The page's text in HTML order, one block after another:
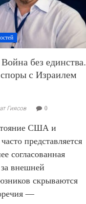
без единства.
с Израилем
Гиясов 0
США и
представляется
согласованная
внешней
скрываются
—